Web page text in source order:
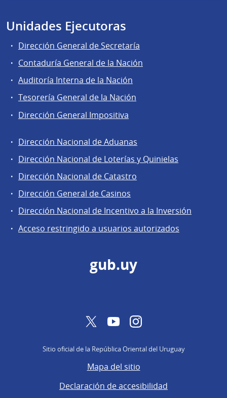
Unidades Ejecutoras
Dirección General de Secretaría
Contaduría General de la Nación
Auditoría Interna de la Nación
Tesorería General de la Nación
Dirección General Impositiva
Áreas
de
la
Dirección
General
de
Secretaría
Dirección Nacional de Aduanas
Dirección Nacional de Loterías y Quinielas
Dirección Nacional de Catastro
Dirección General de Casinos
Dirección Nacional de Incentivo a la Inversión
Acceso restringido a usuarios autorizados
gub.uy
TwitterYouTubeInstagram
Sitio oficial de la República Oriental del Uruguay
Mapa del sitio
Declaración de accesibilidad